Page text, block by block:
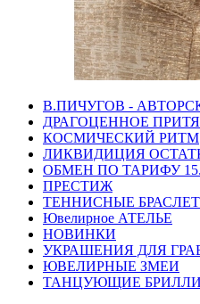
В.ПИЧУГОВ -
ДРАГОЦЕННОЕ
КОСМИЧЕСКИЙ РИТМ
ЛИКВИДИЦИЯ
ОБМЕН ПО ТАРИФУ
ПРЕСТИЖ
ТЕННИСНЫЕ
Ювелирное АТЕЛЬЕ
НОВИНКИ
УКРАШЕНИЯ ДЛЯ
ЮВЕЛИРНЫЕ ЗМЕИ
ТАНЦУЮЩИЕ